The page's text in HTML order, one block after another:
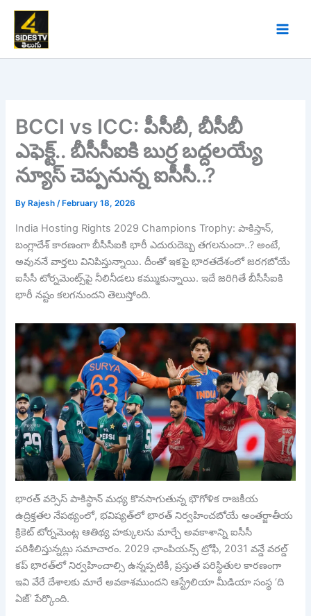
Skip
content
BCCI vs ICC: పీసీబీ, బీసీబీ
ఎఫెక్ట్.. బీసీసీఐకి బుర్ర బద్దలయ్యే
న్యూస్ చెప్పనున్న ఐసీసీ..?
By Rajesh/ February 18, 2026
India Hosting Rights 2029 Champions Trophy: పాకిస్తాన్,
బంగ్లాదేశ్ కారణంగా బీసీసీఐకి భారీ ఎదురుదెబ్బ తగలనుందా..? అంటే,
అవుననే వార్తలు వినిపిస్తున్నాయి. దీంతో ఇకపై భారతదేశంలో జరగబోయే
ఐసీసీ టోర్నమెంట్స్‌పై నీలినీడలు కమ్ముకున్నాయి. ఇదే జరిగితే బీసీసీఐకి
భారీ నష్టం కలగనుందని తెలుస్తోంది.
భారత్ వర్సెస్ పాకిస్థాన్ మధ్య కొనసాగుతున్న భౌగోళిక రాజకీయ
ఉద్రిక్తతల నేపథ్యంలో, భవిష్యత్‌లో భారత్‌ నిర్వహించబోయే అంతర్జాతీయ
క్రికెట్ టోర్నమెంట్ల ఆతిథ్య హక్కులను మార్చే అవకాశాన్ని ఐసీసీ
పరిశీలిస్తున్నట్లు సమాచారం. 2029 ఛాంపియన్స్ ట్రోఫీ, 2031 వన్డే వరల్డ్
కప్ భారత్‌లో నిర్వహించాల్సి ఉన్నప్పటికీ, ప్రస్తుత పరిస్థితుల కారణంగా
ఇవి వేరే దేశాలకు మారే అవకాశముందని ఆస్ట్రేలియా మీడియా సంస్థ ‘ది
ఏజ్’ పేర్కొంది.